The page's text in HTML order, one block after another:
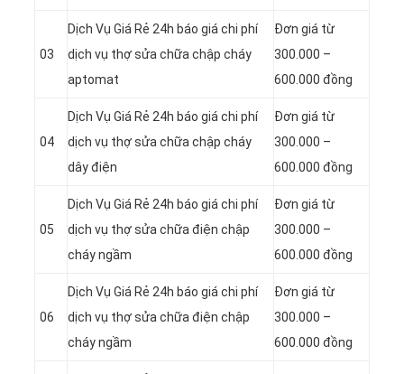
03
Dịch Vụ Giá Rẻ 24h báo giá chi phí
dịch vụ thợ sửa chữa chập cháy
aptomat
Đơn giá từ
300.000 –
600.000 đồng
04
Dịch Vụ Giá Rẻ 24h báo giá chi phí
dịch vụ thợ sửa chữa chập cháy
dây điện
Đơn giá từ
300.000 –
600.000 đồng
05
Dịch Vụ Giá Rẻ 24h báo giá chi phí
dịch vụ thợ sửa chữa điện chập
cháy ngầm
Đơn giá từ
300.000 –
600.000 đồng
06
Dịch Vụ Giá Rẻ 24h báo giá chi phí
dịch vụ thợ sửa chữa điện chập
cháy ngầm
Đơn giá từ
300.000 –
600.000 đồng